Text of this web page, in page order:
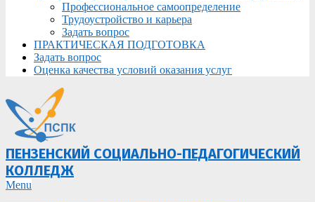
Профессиональное самоопределение
Трудоустройство и карьера
Задать вопрос
ПРАКТИЧЕСКАЯ ПОДГОТОВКА
Задать вопрос
Оценка качества условий оказания услуг
ПЕНЗЕНСКИЙ СОЦИАЛЬНО-ПЕДАГОГИЧЕСКИЙ
КОЛЛЕДЖ
Primary
Menu